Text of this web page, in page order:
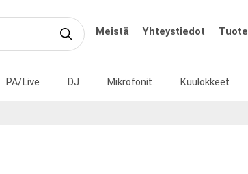
Meistä Yhteystiedot
PA/Live DJ Mikrofonit Kuulokkeet